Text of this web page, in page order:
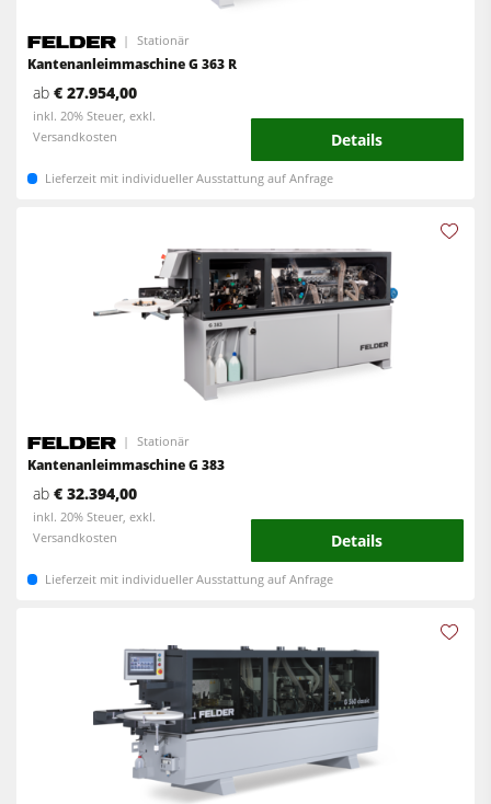
Stationär
Kantenanleimmaschine G 363 R
ab€ 27.954,00
inkl. 20% Steuer, exkl.
Versandkosten
Details
Lieferzeit mit individueller Ausstattung auf Anfrage
Stationär
Kantenanleimmaschine G 383
ab€ 32.394,00
inkl. 20% Steuer, exkl.
Versandkosten
Details
Lieferzeit mit individueller Ausstattung auf Anfrage